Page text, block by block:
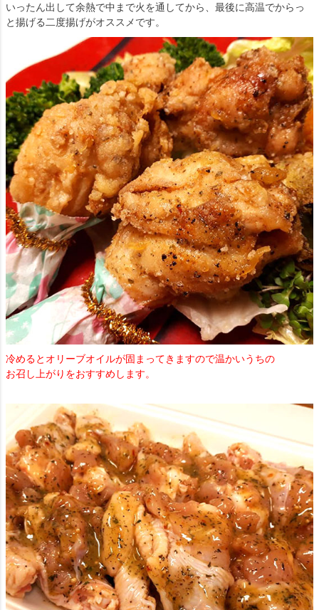
いったん出して余熱で中まで火を通してから、最後に高温でからっ
と揚げる二度揚げがオススメです。
冷めるとオリーブオイルが固まってきますので温かいうちの
お召し上がりをおすすめします。